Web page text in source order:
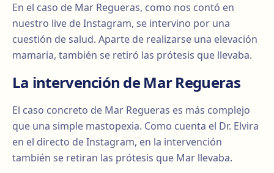
En el caso de Mar Regueras, como nos contó en
nuestro live de Instagram, se intervino por una
cuestión de salud. Aparte de realizarse una elevación
mamaria, también se retiró las prótesis que llevaba.
La intervención de Mar Regueras
El caso concreto de Mar Regueras es más complejo
que una simple mastopexia. Como cuenta el Dr. Elvira
en el directo de Instagram, en la intervención
también se retiran las prótesis que Mar llevaba.